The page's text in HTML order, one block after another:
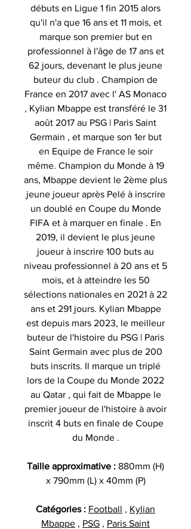
débuts en Ligue 1 fin 2015 alors
qu'il n'a que 16 ans et 11 mois, et
marque son premier but en
professionnel à l'âge de 17 ans et
62 jours, devenant le plus jeune
buteur du club . Champion de
France en 2017 avec l' AS Monaco
, Kylian Mbappe est transféré le 31
août 2017 au PSG | Paris Saint
Germain , et marque son 1er but
en Equipe de France le soir
même. Champion du Monde à 19
ans, Mbappe devient le 2ème plus
jeune joueur après Pelé à inscrire
un doublé en Coupe du Monde
FIFA et à marquer en finale . En
2019, il devient le plus jeune
joueur à inscrire 100 buts au
niveau professionnel à 20 ans et 5
mois, et à atteindre les 50
sélections nationales en 2021 à 22
ans et 291 jours. Kylian Mbappe
est depuis mars 2023, le meilleur
buteur de l'histoire du PSG | Paris
Saint Germain avec plus de 200
buts inscrits. Il marque un triplé
lors de la Coupe du Monde 2022
au Qatar , qui fait de Mbappe le
premier joueur de l'histoire à avoir
inscrit 4 buts en finale de Coupe
du Monde .
Taille approximative : 880mm (H)
x 790mm (L) x 40mm (P)
Catégories : Football , Kylian
Mbappe , PSG , Paris Saint